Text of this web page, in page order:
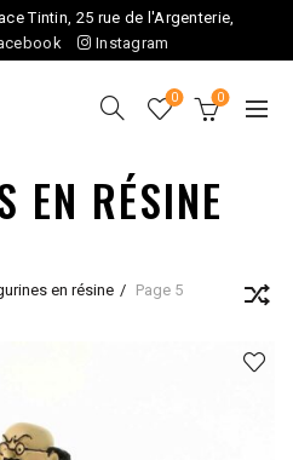
Tintin, 25 rue de l'Argenterie,
Instagram
0 0
EN RÉSINE
en résine Page 5